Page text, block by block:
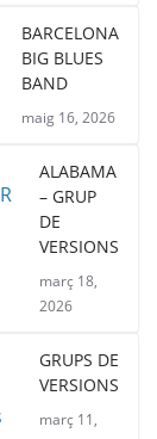
BARCELONA
BIG BLUES
BAND
maig 16, 2026
ALABAMA
– GRUP
DE
VERSIONS
març 18,
2026
GRUPS DE
VERSIONS
març 11,